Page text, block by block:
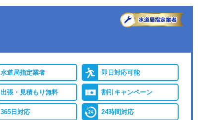
水道局指定業者 即日対応可能
出張・見積もり無料 割引キャンペーン
365日対応 24時間対応